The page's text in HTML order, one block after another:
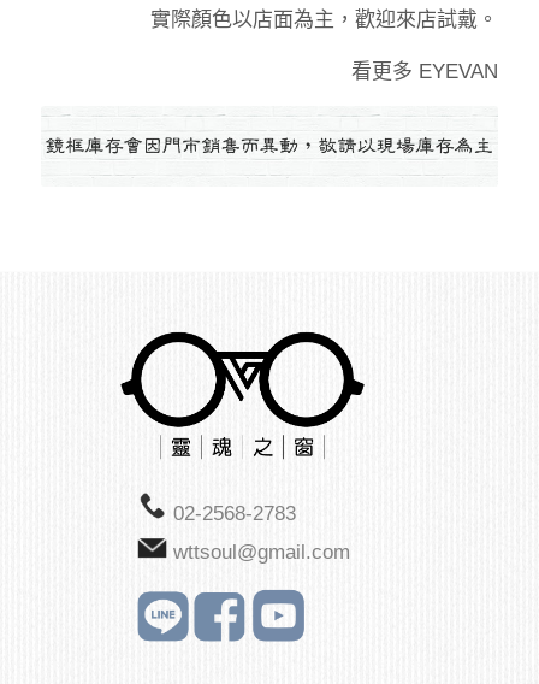
實際顏色以店面為主，歡迎來店試戴。
看更多 EYEVAN
02-2568-2783
wttsoul@gmail.com